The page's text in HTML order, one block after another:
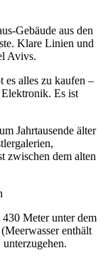
Gebäude aus den
Klare Linien und
Avivs.
alles zu kaufen –
Es ist
Jahrtausende älter
zwischen dem alten
Meter unter dem
enthält